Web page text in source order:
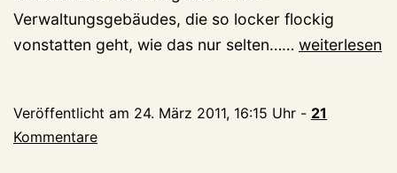
Verwaltungsgebäudes, die so locker flockig
vonstatten geht, wie das nur selten…… 5=5,
weiterlesen
Veröffentlicht am 24. März 2011, 16:15 Uhr - 21
Kommentare